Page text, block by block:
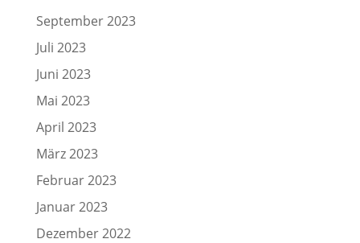
September 2023
Juli 2023
Juni 2023
Mai 2023
April 2023
März 2023
Februar 2023
Januar 2023
Dezember 2022